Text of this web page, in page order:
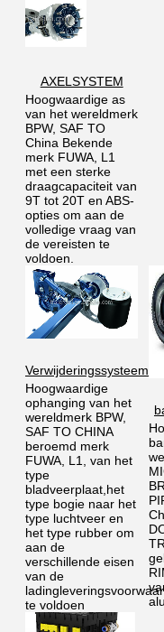
AXELSYSTEM
Hoogwaardige as
van het wereldmerk
BPW, SAF TO
China Bekende
merk FUWA, L1
met een sterke
draagcapaciteit van
9T tot 20T en ABS-
opties om aan de
volledige vraag van
de vereisten te
voldoen.
Verwijderingssysteem
Hoogwaardige
ophanging van het
wereldmerk BPW,
SAF TO CHINA
beroemd merk
FUWA, L1, van het
type
bladveerplaat,het
type bogie naar het
type luchtveer en
het type rubber om
aan de
verschillende eisen
van de
te voldoen